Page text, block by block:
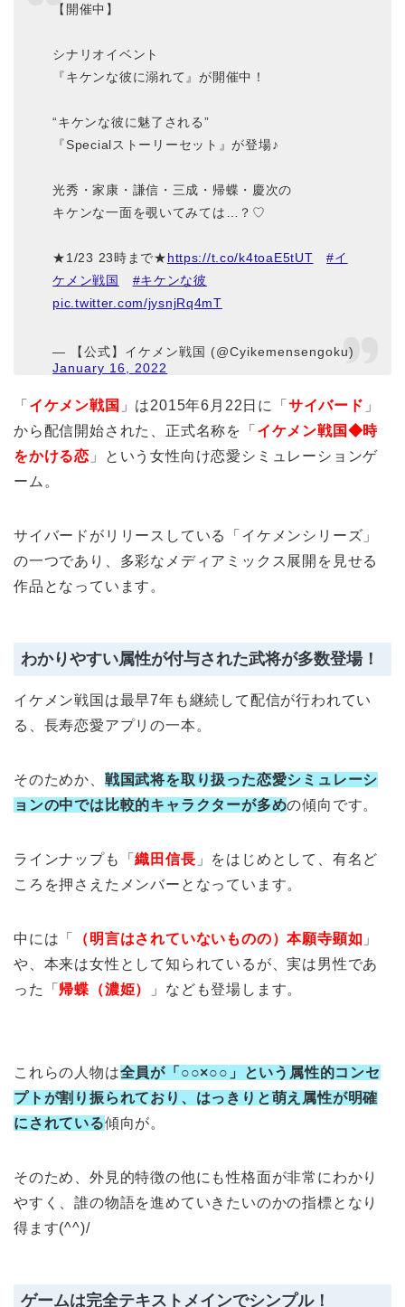
【開催中】
シナリオイベント
『キケンな彼に溺れて』が開催中！
“キケンな彼に魅了される”
『Specialストーリーセット』が登場♪
光秀・家康・謙信・三成・帰蝶・慶次の
キケンな一面を覗いてみては…？♡
★1/23 23時まで★https://t.co/k4toaE5tUT
#イ
ケメン戦国
#キケンな彼
pic.twitter.com/jysnjRq4mT
— 【公式】イケメン戦国 (@Cyikemensengoku)
January 16, 2022
「 イケメン戦国 」は2015年6月22日に「 サイバード 」
から配信開始された、正式名称を「 イケメン戦国◆時
をかける恋 」という女性向け恋愛シミュレーションゲ
ーム。
サイバードがリリースしている「イケメンシリーズ」
の一つであり、多彩なメディアミックス展開を見せる
作品となっています。
わかりやすい属性が付与された武将が多数登場！
イケメン戦国は最早7年も継続して配信が行われてい
る、長寿恋愛アプリの一本。
そのためか、 戦国武将を取り扱った恋愛シミュレーシ
ョンの中では比較的キャラクターが多めの傾向です。
ラインナップも「織田信長 」をはじめとして、有名ど
ころを押さえたメンバーとなっています。
中には「 （明言はされていないものの）本願寺顕如 」
や、本来は女性として知られているが、実は男性であ
った「 帰蝶（濃姫） 」なども登場します。
これらの人物は全員が「○○×○○」という属性的コンセ
プトが割り振られており、はっきりと萌え属性が明確
にされている傾向が。
そのため、外見的特徴の他にも性格面が非常にわかり
やすく、誰の物語を進めていきたいのかの指標となり
得ます(^^)/
ゲームは完全テキストメインでシンプル！